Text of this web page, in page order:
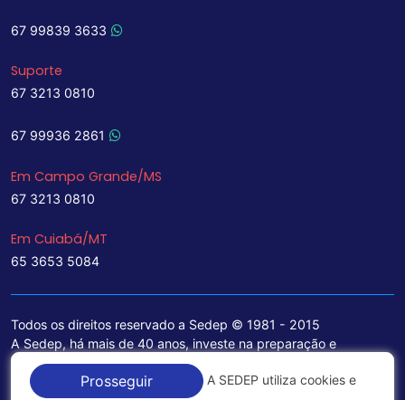
67 99839 3633
Suporte
67 3213 0810
67 99936 2861
Em Campo Grande/MS
67 3213 0810
Em Cuiabá/MT
65 3653 5084
Todos os direitos reservado a Sedep © 1981 - 2015
A Sedep, há mais de 40 anos, investe na preparação e
treinamento de funcionários e na aquisição de tecnologia de
ponta para a ampliação de seu portfólio de serviços voltados
Prosseguir A SEDEP utiliza cookies e